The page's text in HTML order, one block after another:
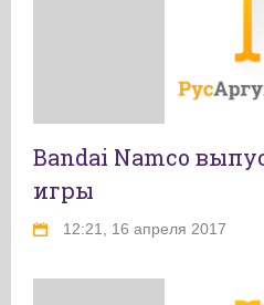
Bandai Namco
игры
12:21, 16 апреля 2017